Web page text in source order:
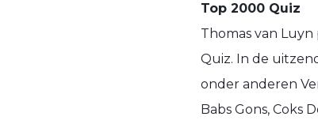
Top 2000 Quiz
Thomas van
Quiz. In de
onder anderen
Babs Gons, Coks